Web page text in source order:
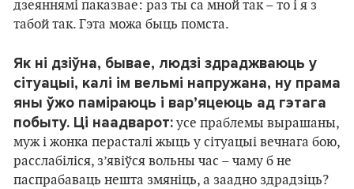
дзеяннямі паказвае: раз ты са мной так – то і я з
табой так. Гэта можа быць помста.
Як ні дзіўна, бывае, людзі здраджваюць у
сітуацыі, калі ім вельмі напружана, ну прама
яны ўжо паміраюць і вар’яцеюць ад гэтага
побыту. Ці наадварот: усе праблемы вырашаны,
муж і жонка перасталі жыць у сітуацыі вечнага бою,
расслабіліся, з’явіўся вольны час – чаму б не
паспрабаваць нешта змяніць, а заадно здрадзіць?